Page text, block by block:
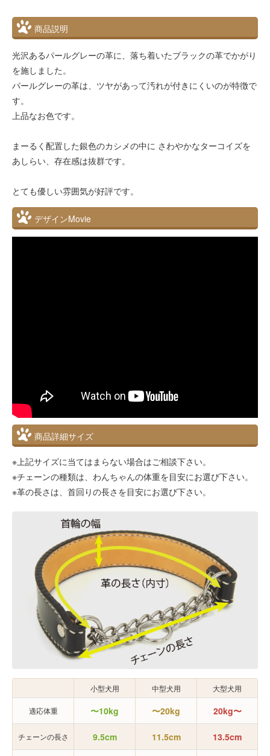
商品説明
光沢あるパールグレーの革に、落ち着いたブラックの革でかがり
を施しました。
パールグレーの革は、ツヤがあって汚れが付きにくいのが特徴で
す。
上品なお色です。
まーるく配置した銀色のカシメの中に さわやかなターコイズを
あしらい、存在感は抜群です。
とても優しい雰囲気が好評です。
デザインMovie
商品詳細サイズ
※上記サイズに当てはまらない場合はご相談下さい。
※チェーンの種類は、わんちゃんの体重を目安にお選び下さい。
※革の長さは、首回りの長さを目安にお選び下さい。
小型犬用 中型犬用 大型犬用
適応体重 〜10kg 〜20kg 20kg〜
チェーンの長さ 9.5cm 11.5cm 13.5cm